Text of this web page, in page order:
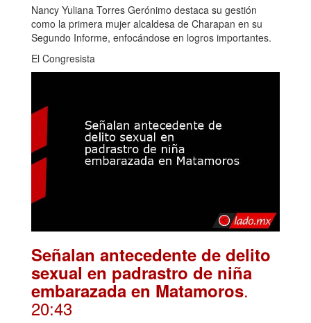
Nancy Yuliana Torres Gerónimo destaca su gestión
como la primera mujer alcaldesa de Charapan en su
Segundo Informe, enfocándose en logros importantes.
El Congresista
Señalan antecedente de delito
sexual en padrastro de niña
embarazada en Matamoros.
20:43